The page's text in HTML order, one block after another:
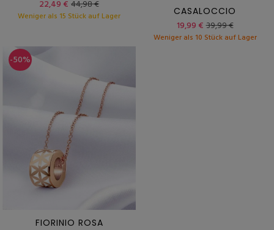
22,49 € 44,98 €
Weniger als 15 Stück auf Lager CASALOCCIO
19,99 €39,99 €
Weniger als 10 Stück auf Lager
-50%
FIORINIO ROSA